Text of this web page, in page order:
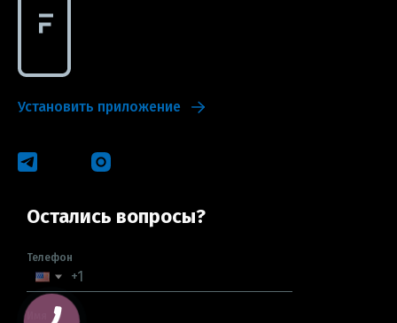
Установить приложение
Остались вопросы?
Телефон